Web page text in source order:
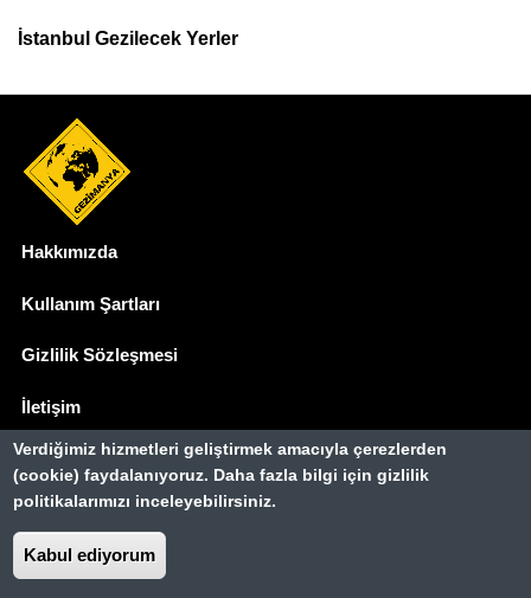
İstanbul Gezilecek Yerler
Hakkımızda
Kullanım Şartları
Gizlilik Sözleşmesi
İletişim
Basında Biz
Gezimanya Turizm, TÜRSAB'a kayıtlı bir
Verdiğimiz hizmetleri geliştirmek amacıyla çerezlerden
(cookie) faydalanıyoruz. Daha fazla bilgi için gizlilik
politikalarımızı inceleyebilirsiniz.
Kabul ediyorum